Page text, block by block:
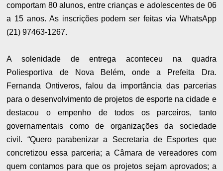
comportam 80 alunos, entre crianças e adolescentes de 06
a 15 anos. As inscrições podem ser feitas via WhatsApp
(21) 97463-1267.
A solenidade de entrega aconteceu na quadra
Poliesportiva de Nova Belém, onde a Prefeita Dra.
Fernanda Ontiveros, falou da importância das parcerias
para o desenvolvimento de projetos de esporte na cidade e
destacou o empenho de todos os parceiros, tanto
governamentais como de organizações da sociedade
civil. “Quero parabenizar a Secretaria de Esportes que
concretizou essa parceria; a Câmara de vereadores com
quem contamos para que os projetos sejam aprovados; a